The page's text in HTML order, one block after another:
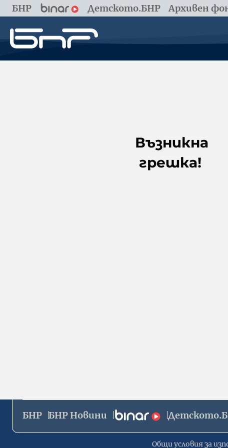
БНР Детското.БНР Архивен
Възникна
грешка!
БНР БНР Новини
Общи условия за